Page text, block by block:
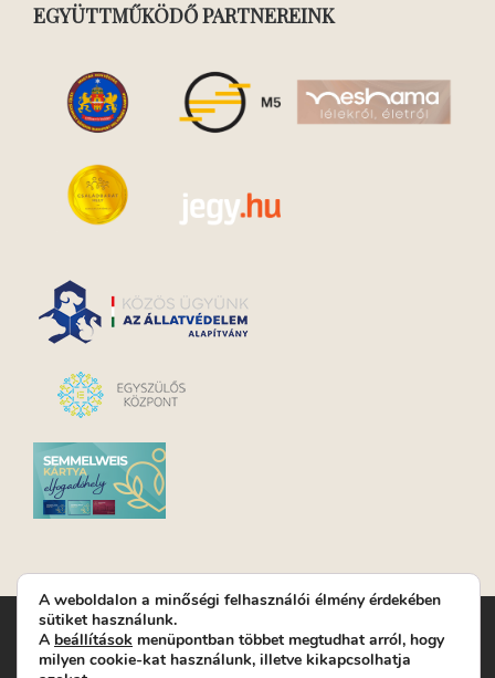
EGYÜTTMŰKÖDŐ PARTNEREINK
Turay Ida Színház Közhasznú Nonprofit Kft. | Működési
helyszín: Turay Ida Színház 1089 Budapest, Kálvária tér 6. |
Levelezési cím: 1089 Budapest, Kálvária tér 14. | Titkárság:
A weboldalon a minőségi felhasználói élmény érdekében
sütiket használunk.
A beállítások menüpontban többet megtudhat arról, hogy
milyen cookie-kat használunk, illetve kikapcsolhatja